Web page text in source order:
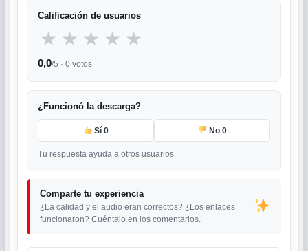
Calificación de usuarios
★ ★ ★ ★ ★
0,0/5 · 0 votos
¿Funcionó la descarga?
Sí0 No 0
Tu respuesta ayuda a otros usuarios.
Comparte tu experiencia
¿La calidad y el audio eran correctos? ¿Los enlaces
funcionaron? Cuéntalo en los comentarios.